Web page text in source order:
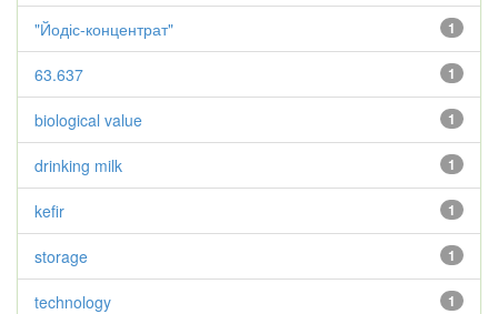
1
"Йодіс-концентрат"
1
63.637
1
biological value
1
drinking milk
1
kefir
1
storage
1
technology